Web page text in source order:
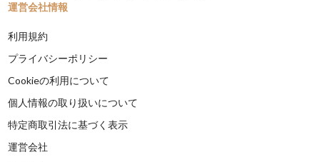
運営会社情報
利用規約
プライバシーポリシー
Cookieの利用について
個人情報の取り扱いについて
特定商取引法に基づく表示
運営会社